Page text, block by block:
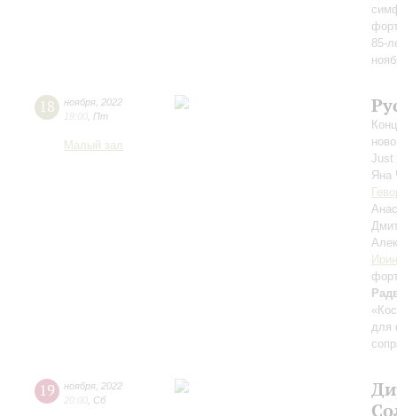
85-
18 ноября 2022
19:00 Пт
Малый зал
Just
Яна
для
19 ноября 2022
20:00 Сб